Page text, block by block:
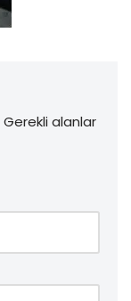
Gerekli alanlar